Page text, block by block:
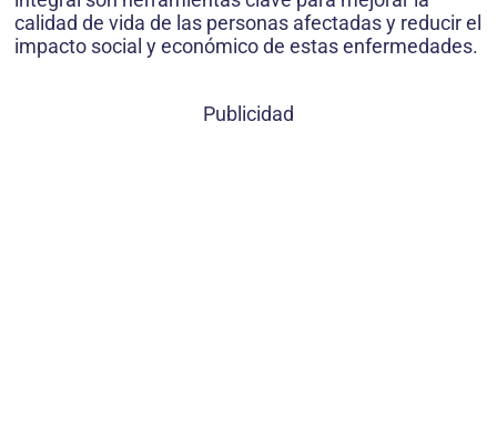
calidad de vida de las personas afectadas y reducir el
impacto social y económico de estas enfermedades.
Publicidad